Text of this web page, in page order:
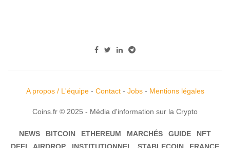
A propos / L'équipe- Contact- Jobs- Mentions légales
Coins.fr © 2025 - Média d'information sur la Crypto
NEWS BITCOIN ETHEREUM MARCHÉS GUIDE
NFT